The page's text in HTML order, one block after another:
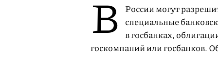
В
России могут
специальные
в госбанках,
госкомпаний или госбанков.